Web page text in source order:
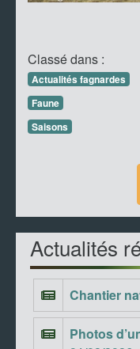
Classé dans :
Actualités fagnardes
Faune
Saisons
Actualités
Chantier
Photos